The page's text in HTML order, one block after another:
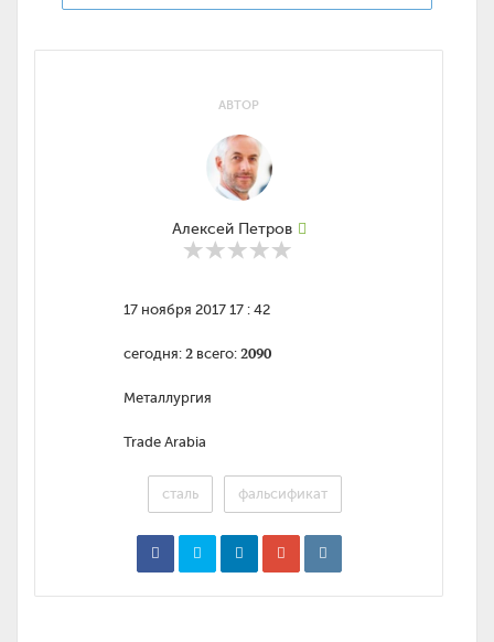
АВТОР
Алексей Петров
17 ноября 2017 17 : 42
сегодня: 2всего: 2090
Металлургия
Trade Arabia
сталь фальсификат